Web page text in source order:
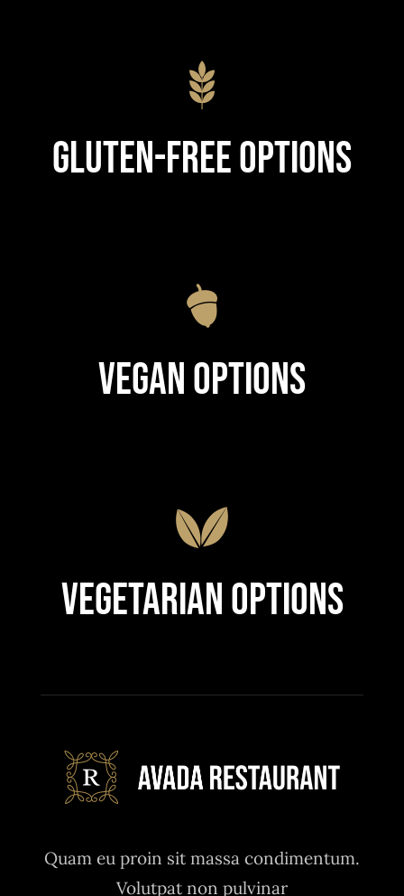
Gluten-Free Options
Vegan Options
Vegetarian Options
Quam eu proin sit massa condimentum.
Volutpat non pulvinar